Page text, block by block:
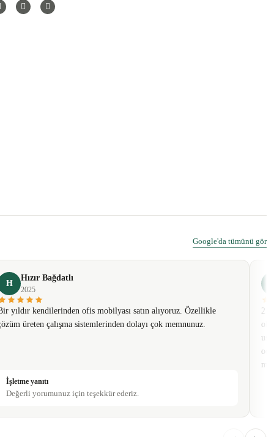
Google'da tümünü gör
H
Hızır Bağdatlı
2025
yıldır kendilerinden ofis mobilyası satın alıyoruz. Özellikle
üreten çalışma sistemlerinden dolayı çok memnunuz.
İşletme yanıtı
Değerli yorumunuz için teşekkür ederiz.
2